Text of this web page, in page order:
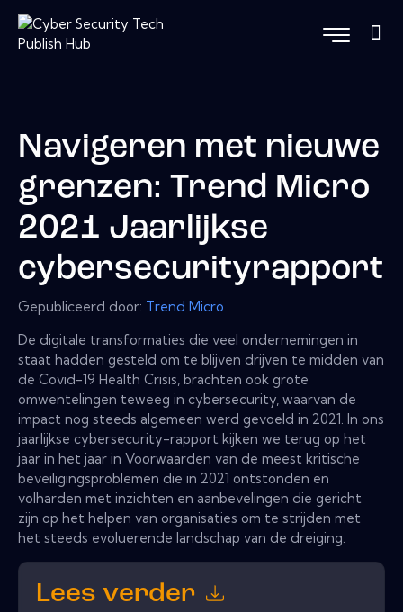
Navigeren met nieuwe
grenzen: Trend Micro
2021 Jaarlijkse
cybersecurityrapport
Gepubliceerd door: Trend Micro
De digitale transformaties die veel ondernemingen in
staat hadden gesteld om te blijven drijven te midden van
de Covid-19 Health Crisis, brachten ook grote
omwentelingen teweeg in cybersecurity, waarvan de
impact nog steeds algemeen werd gevoeld in 2021. In ons
jaarlijkse cybersecurity-rapport kijken we terug op het
jaar in het jaar in Voorwaarden van de meest kritische
beveiligingsproblemen die in 2021 ontstonden en
volharden met inzichten en aanbevelingen die gericht
zijn op het helpen van organisaties om te strijden met
het steeds evoluerende landschap van de dreiging.
Lees verder